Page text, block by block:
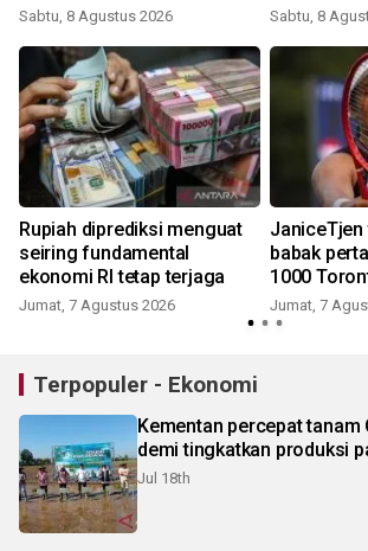
Sabtu, 8 Agustus 2026 Sabtu, 8
Rupiah diprediksi menguat
seiring fundamental
ekonomi RI tetap terjaga
Jumat, 7 Agustus 2026
JaniceTjen
babak
1000
Jumat, 7
Terpopuler - Ekonomi
Kementan percepat tanam
demi tingkatkan produksi
Jul 18th